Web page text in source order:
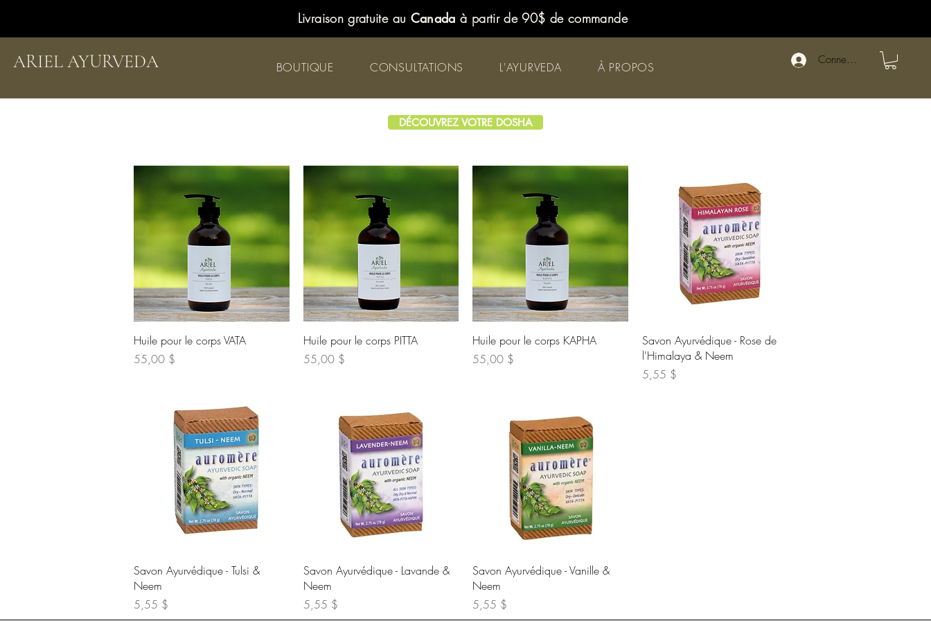
Livraison gratuite au Canada à partir de 90$ de commande
ARIEL AYURVEDA BOUTIQUE CONSULTATIONS L'AYURVEDA À PROPOS Connexion
DÉCOUVREZ VOTRE DOSHA
Aperçu rapide
Huile pour le corps VATA
Prix
55,00 $
Aperçu rapide
Huile pour le corps PITTA
Prix
55,00 $
Aperçu rapide
Huile pour le corps KAPHA
Prix
55,00 $
Aperçu rapide
Savon Ayurvédique - Rose de
l'Himalaya & Neem
Prix
5,55 $
Aperçu rapide
Savon Ayurvédique - Tulsi &
Neem
Prix
5,55 $
Aperçu rapide
Savon Ayurvédique - Lavande &
Neem
Prix
5,55 $
Aperçu rapide
Savon Ayurvédique - Vanille &
Neem
Prix
5,55 $